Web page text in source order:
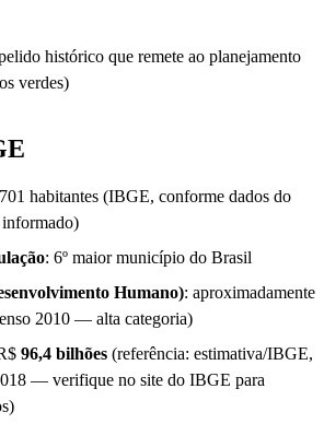
histórico que remete ao planejamento
verdes)
habitantes (IBGE, conforme dados do
: 6º maior município do Brasil
Humano): aproximadamente
2010 — alta categoria)
96,4 bilhões (referência: estimativa/IBGE,
— verifique no site do IBGE para